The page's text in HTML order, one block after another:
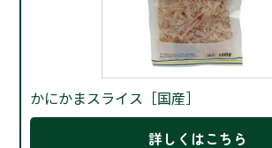
かにかまスライス［国産］
詳しくはこちら